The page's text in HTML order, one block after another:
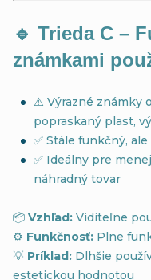
🔹 Trieda C –
známkami
⚠️ Výrazné známky
popraskaný plast,
✅ Stále funkčný,
✅ Ideálny pre
náhradný tovar
📦 Vzhľad: Viditeľne
⚙️ Funkčnosť: Plne
💡 Príklad: Dlhšie
estetickou hodnotou